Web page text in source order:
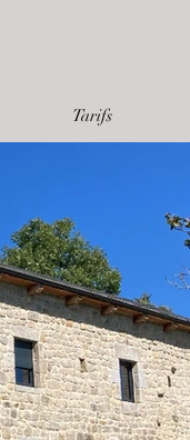
Tarifs